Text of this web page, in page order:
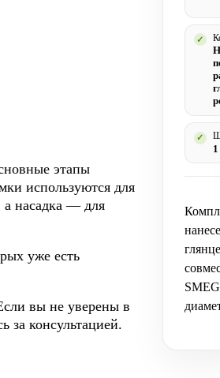
✓
✓
этапы
используются для
а насадка — для
уже есть
вы не уверены в
за консультацией.